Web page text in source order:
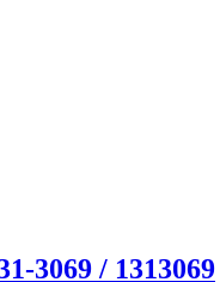
3069 / 1313069